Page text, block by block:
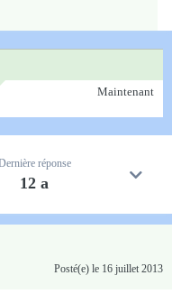
Maintenant
réponse
12 a
Posté(e) le 16 juillet 2013